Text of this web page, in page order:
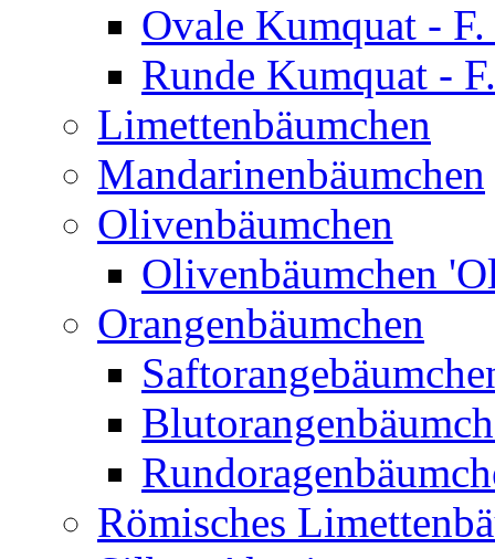
Ovale Kumquat -
Runde Kumquat -
Limettenbäumchen
Mandarinenbäumchen
Olivenbäumchen
Olivenbäumchen
Orangenbäumchen
Römisches